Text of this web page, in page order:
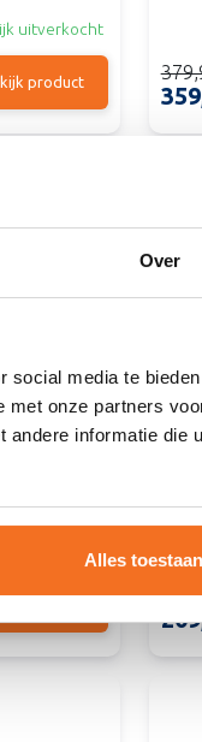
Over
social media te
met onze partners
informatie die
Alles toestaan
uitverkocht
product
leverbaar
All